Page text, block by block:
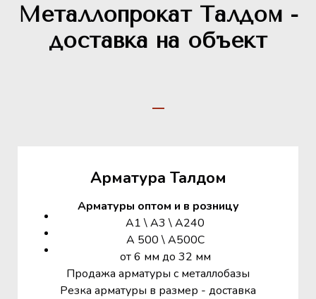
Металлопрокат Талдом -
доставка на объект
Арматура Талдом
Арматуры оптом и в розницу
А1 \ А3 \ А240
А 500 \ А500С
от 6 мм до 32 мм
Продажа арматуры с металлобазы
Резка арматуры в размер - доставка